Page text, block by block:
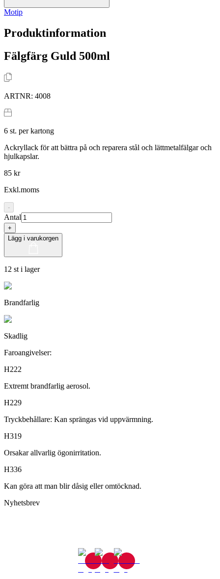
Motip
Produktinformation
Fälgfärg Guld 500ml
ARTNR: 4008
6 st. per kartong
Ackryllack för att bättra på och reparera stål och lättmetalfälgar och
hjulkapslar.
85 kr
Exkl.moms
-
Antal
+
Lägg i varukorgen
12 st i lager
Brandfarlig
Skadlig
Faroangivelser:
H222
Extremt brandfarlig aerosol.
H229
Tryckbehållare: Kan sprängas vid uppvärmning.
H319
Orsakar allvarlig ögonirritation.
H336
Kan göra att man blir dåsig eller omtöcknad.
Nyhetsbrev